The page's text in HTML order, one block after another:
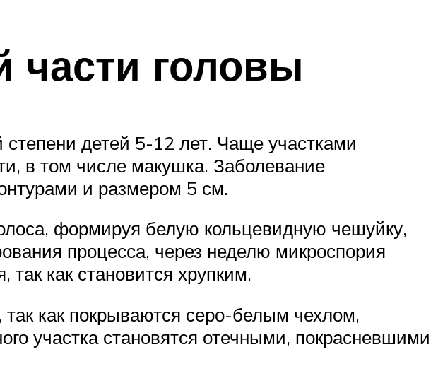
части головы
детей 5-12 лет. Чаще участками
в том числе макушка. Заболевание
и размером 5 см.
формируя белую кольцевидную чешуйку,
процесса, через неделю микроспория
как становится хрупким.
как покрываются серо-белым чехлом,
участка становятся отечными, покрасневшими